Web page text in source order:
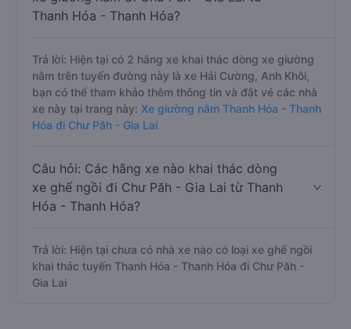
Thanh Hóa - Thanh Hóa?
Trả lời: Hiện tại có 2 hãng xe khai thác dòng xe giường
nằm trên tuyến đường này là xe Hải Cường, Anh Khôi,
bạn có thể tham khảo thêm thông tin và đặt vé các nhà
xe này tại trang này: Xe giường nằm Thanh Hóa - Thanh
Hóa đi Chư Păh - Gia Lai
Câu hỏi: Các hãng xe nào khai thác dòng
xe ghế ngồi đi Chư Păh - Gia Lai từ Thanh
Hóa - Thanh Hóa?
Trả lời: Hiện tại chưa có nhà xe nào có loại xe ghế ngồi
khai thác tuyến Thanh Hóa - Thanh Hóa đi Chư Păh -
Gia Lai